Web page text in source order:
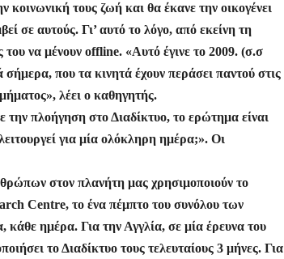
κοινωνική τους ζωή και θα έκανε την οικογένει
σε αυτούς. Γι’ αυτό το λόγο, από εκείνη τη
να μένουν offline. «Αυτό έγινε το 2009. (σ.σ
που τα κινητά έχουν περάσει παντού στις
λέει ο καθηγητής.
την πλοήγηση στο Διαδίκτυο, το ερώτημα είναι
για μία ολόκληρη ημέρα;». Οι
στον πλανήτη μας χρησιμοποιούν το
Centre, το ένα πέμπτο του συνόλου των
κάθε ημέρα. Για την Αγγλία, σε μία έρευνα του
το Διαδίκτυο τους τελευταίους 3 μήνες. Για